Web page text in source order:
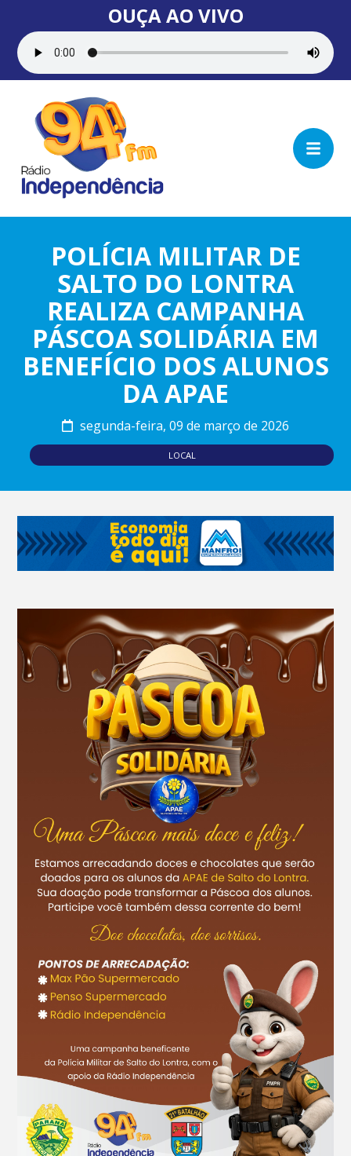
OUÇA AO VIVO
POLÍCIA MILITAR DE
SALTO DO LONTRA
REALIZA CAMPANHA
PÁSCOA SOLIDÁRIA EM
BENEFÍCIO DOS ALUNOS
DA APAE
segunda-feira, 09 de março de 2026
LOCAL